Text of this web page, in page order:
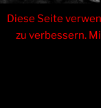
Zum
Inhalt
springen
Diese Seite
zu verbessern.